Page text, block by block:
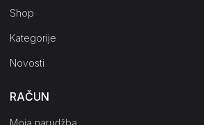
Shop
Kategorije
Novosti
RAČUN